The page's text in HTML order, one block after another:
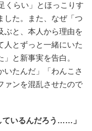
くらい」とほっこりす
した。また、なぜ「つ
ぶと、本人から理由を
人とずっと一緒にいた
と新事実を告白。
いたんだ」「わんこさ
ァンを混乱させたので
ているんだろう……」